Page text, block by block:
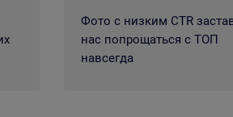
Фото с низким CTR
нас попрощаться с ТОП
навсегда